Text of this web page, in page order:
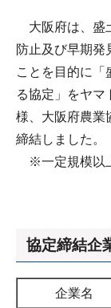
大阪府は、盛
防止及び早期発
ことを目的に「
る協定」をヤマ
様、大阪府農業
締結しました。
※一定規模以
協定締結企
企業名